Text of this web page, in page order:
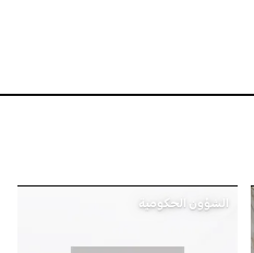
الشؤون الحكومية